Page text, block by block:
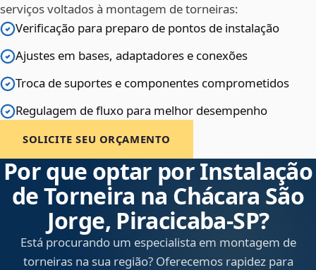
serviços voltados à montagem de torneiras:
Verificação para preparo de pontos de instalação
Ajustes em bases, adaptadores e conexões
Troca de suportes e componentes comprometidos
Regulagem de fluxo para melhor desempenho
SOLICITE SEU ORÇAMENTO
Por que optar por Instalação
de Torneira na Chácara São
Jorge, Piracicaba‑SP?
Está procurando um especialista em montagem de
torneiras na sua região? Oferecemos rapidez para